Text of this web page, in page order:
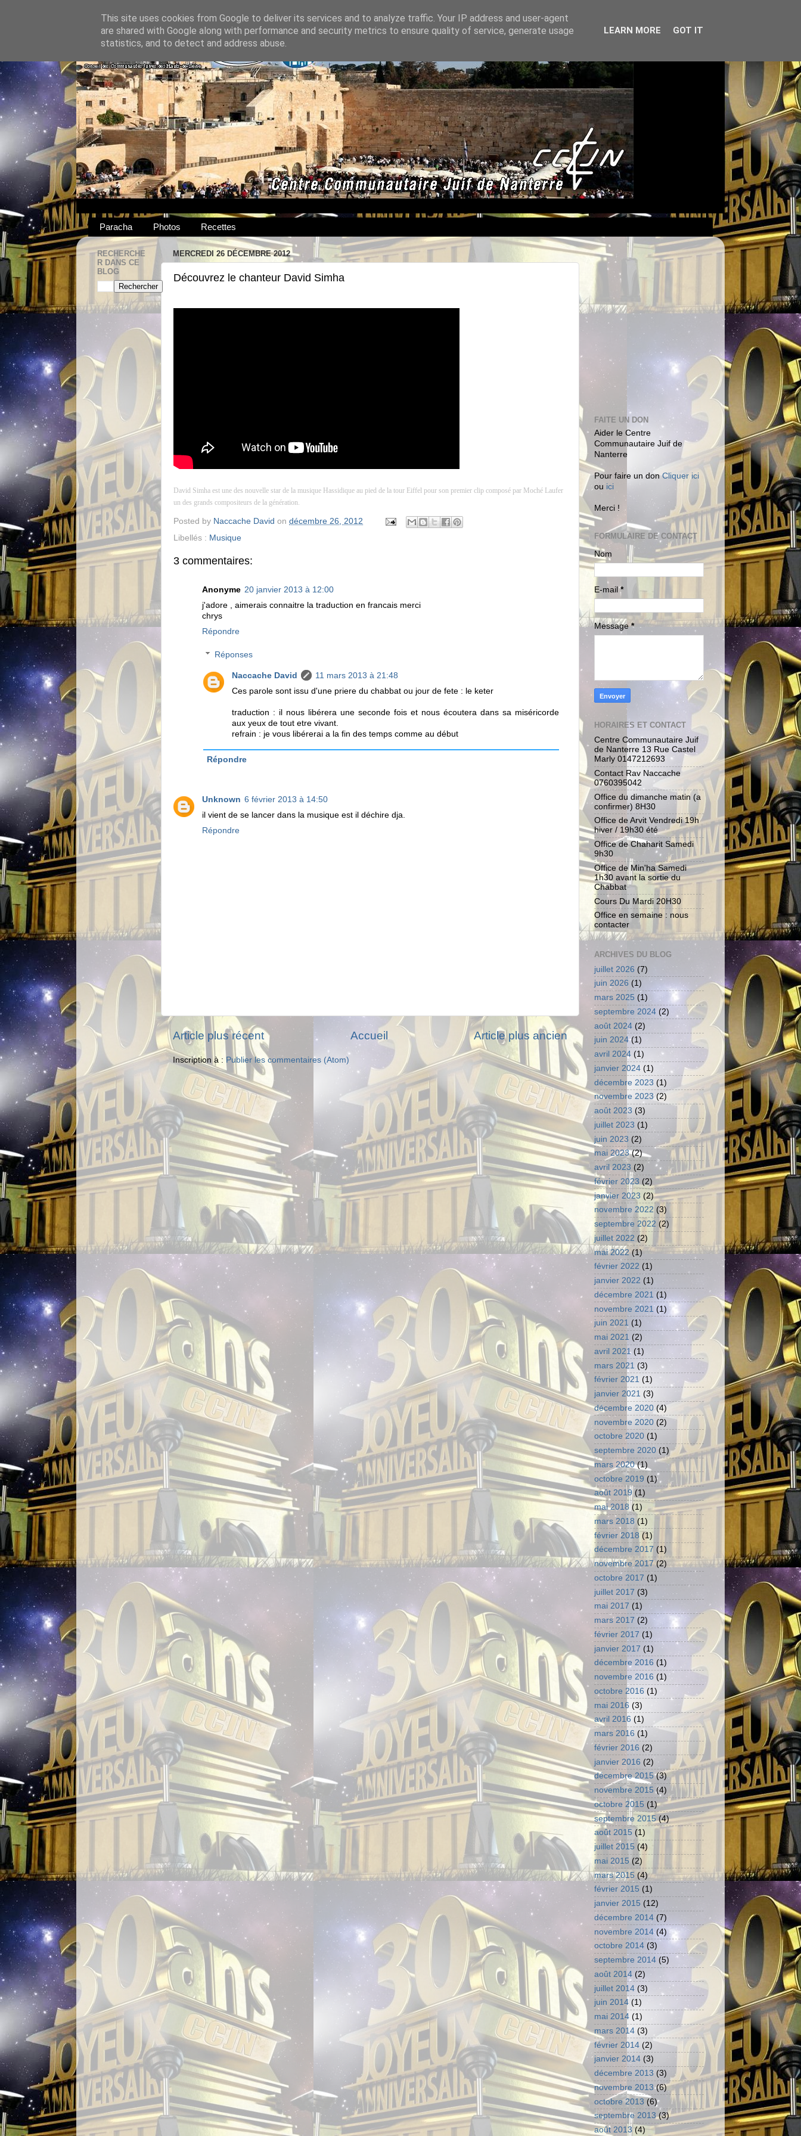
Paracha Photos Recettes
MERCREDI 26 DÉCEMBRE 2012
Découvrez le chanteur David Simha
David Simha est une des nouvelle star de la musique Hassidique au pied de la tour Eiffel pour son premier clip composé par Moché Laufer
un des grands compositeurs de la génération.
Posted by Naccache David on décembre 26, 2012
Libellés : Musique
3 commentaires:
Anonyme 20 janvier 2013 à 12:00
j'adore , aimerais connaitre la traduction en francais merci
chrys
Répondre
Réponses
Naccache David
11 mars 2013 à 21:48
Ces parole sont issu d'une priere du chabbat ou jour de fete : le keter
traduction : il nous libérera une seconde fois et nous écoutera dans sa miséricorde
aux yeux de tout etre vivant.
refrain : je vous libérerai a la fin des temps comme au début
Répondre
Unknown 6 février 2013 à 14:50
il vient de se lancer dans la musique est il déchire dja.
Répondre
Article plus récent Article plus ancien
Accueil
Inscription à : Publier les commentaires (Atom)
RECHERCHE
R DANS CE
BLOG
FAITE UN DON
Aider le Centre
Communautaire Juif de
Nanterre
Pour faire un donCliquer ici
ou ici
Merci !
FORMULAIRE DE CONTACT
Nom
E-mail*
Message*
HORAIRES ET CONTACT
Centre Communautaire Juif
de Nanterre 13 Rue Castel
Marly 0147212693
Contact Rav Naccache
0760395042
Office du dimanche matin (a
confirmer) 8H30
Office de Arvit Vendredi 19h
hiver / 19h30 été
Office de Chaharit Samedi
9h30
Office de Min'ha Samedi
1h30 avant la sortie du
Chabbat
Cours Du Mardi 20H30
Office en semaine : nous
contacter
ARCHIVES DU BLOG
juillet 2026 (7)
juin 2026 (1)
mars 2025 (1)
septembre 2024 (2)
août 2024 (2)
juin 2024(1)
avril 2024 (1)
janvier 2024 (1)
décembre 2023 (1)
novembre 2023 (2)
août 2023 (3)
juillet 2023 (1)
juin 2023 (2)
mai 2023(2)
avril 2023 (2)
février 2023 (2)
janvier 2023 (2)
novembre 2022 (3)
septembre 2022 (2)
juillet 2022 (2)
mai 2022(1)
février 2022 (1)
janvier 2022 (1)
décembre 2021 (1)
novembre 2021 (1)
juin 2021 (1)
mai 2021 (2)
avril 2021(1)
mars 2021 (3)
février 2021 (1)
janvier 2021 (3)
décembre 2020 (4)
novembre 2020 (2)
octobre 2020 (1)
septembre 2020 (1)
mars 2020(1)
octobre 2019 (1)
août 2019 (1)
mai 2018 (1)
mars 2018 (1)
février 2018 (1)
décembre 2017 (1)
novembre 2017(2)
octobre 2017 (1)
juillet 2017 (3)
mai 2017 (1)
mars 2017 (2)
février 2017 (1)
janvier 2017 (1)
décembre 2016 (1)
novembre 2016 (1)
octobre 2016 (1)
mai 2016 (3)
avril 2016 (1)
mars 2016 (1)
février 2016 (2)
janvier 2016 (2)
décembre 2015(3)
novembre 2015 (4)
octobre 2015 (1)
septembre 2015 (4)
août 2015 (1)
juillet 2015 (4)
mai 2015 (2)
mars 2015 (4)
février 2015 (1)
janvier 2015 (12)
décembre 2014 (7)
novembre 2014(4)
octobre 2014 (3)
septembre 2014 (5)
août 2014 (2)
juillet 2014 (3)
juin 2014 (1)
mai 2014 (1)
mars 2014 (3)
février 2014 (2)
janvier 2014 (3)
décembre 2013 (3)
novembre 2013(6)
octobre 2013 (6)
septembre 2013(3)
août 2013 (4)
This site uses cookies from Google to deliver its services and to analyze traffic. Your IP address and user-agent
are shared with Google along with performance and security metrics to ensure quality of service, generate usage
statistics, and to detect and address abuse.
LEARN MORE GOT IT